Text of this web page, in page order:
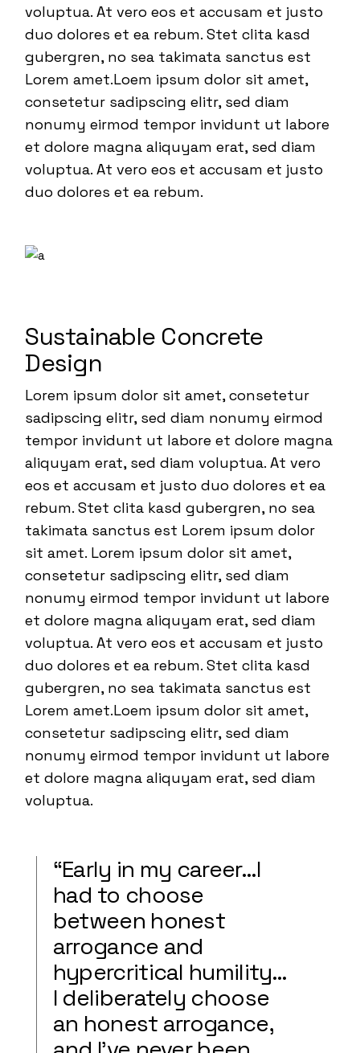
voluptua. At vero eos et accusam et justo
duo dolores et ea rebum. Stet clita kasd
gubergren, no sea takimata sanctus est
Lorem amet.Loem ipsum dolor sit amet,
consetetur sadipscing elitr, sed diam
nonumy eirmod tempor invidunt ut labore
et dolore magna aliquyam erat, sed diam
voluptua. At vero eos et accusam et justo
duo dolores et ea rebum.
Sustainable Concrete
Design
Lorem ipsum dolor sit amet, consetetur
sadipscing elitr, sed diam nonumy eirmod
tempor invidunt ut labore et dolore magna
aliquyam erat, sed diam voluptua. At vero
eos et accusam et justo duo dolores et ea
rebum. Stet clita kasd gubergren, no sea
takimata sanctus est Lorem ipsum dolor
sit amet. Lorem ipsum dolor sit amet,
consetetur sadipscing elitr, sed diam
nonumy eirmod tempor invidunt ut labore
et dolore magna aliquyam erat, sed diam
voluptua. At vero eos et accusam et justo
duo dolores et ea rebum. Stet clita kasd
gubergren, no sea takimata sanctus est
Lorem amet.Loem ipsum dolor sit amet,
consetetur sadipscing elitr, sed diam
nonumy eirmod tempor invidunt ut labore
et dolore magna aliquyam erat, sed diam
voluptua.
“Early in my career…I
had to choose
between honest
arrogance and
hypercritical humility…
I deliberately choose
an honest arrogance,